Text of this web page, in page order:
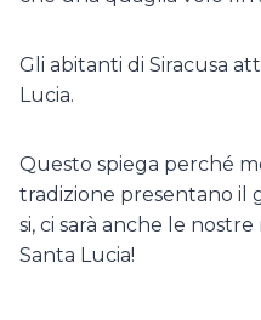
Gli abitanti di Siracusa
Lucia.
Questo spiega perché
tradizione presentano il
si, ci sarà anche le
Santa Lucia!